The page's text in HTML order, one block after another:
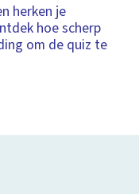
herken je
hoe scherp
om de quiz te